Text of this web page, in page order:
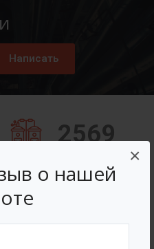
о нашей
×
Написать
2569